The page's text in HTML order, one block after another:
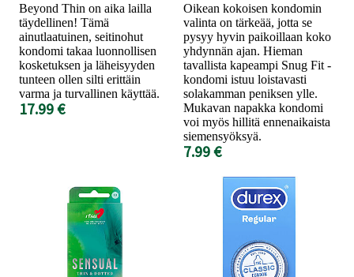
Beyond Thin on aika lailla
täydellinen! Tämä
ainutlaatuinen, seitinohut
kondomi takaa luonnollisen
kosketuksen ja läheisyyden
tunteen ollen silti erittäin
varma ja turvallinen käyttää.
17.99 €
Oikean kokoisen kondomin
valinta on tärkeää, jotta se
pysyy hyvin paikoillaan koko
yhdynnän ajan. Hieman
tavallista kapeampi Snug Fit -
kondomi istuu loistavasti
solakamman peniksen ylle.
Mukavan napakka kondomi
voi myös hillitä ennenaikaista
siemensyöksyä.
7.99 €